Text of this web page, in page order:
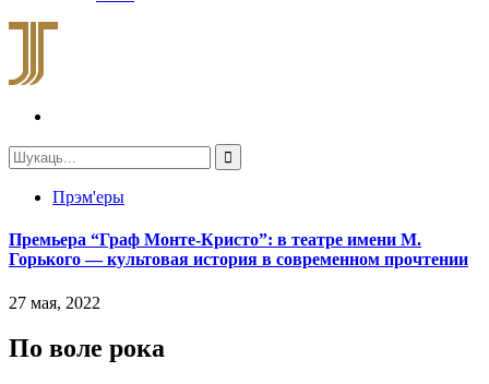
Прэм'еры
Премьера “Граф Монте-Кристо”: в театре имени М.
Горького — культовая история в современном прочтении
27 мая, 2022
По воле рока